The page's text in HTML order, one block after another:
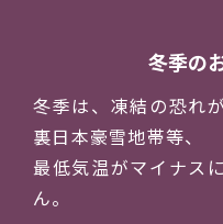
冬季の
冬季は、凍結の恐れ
裏日本豪雪地帯等、
最低気温がマイナス
ん。